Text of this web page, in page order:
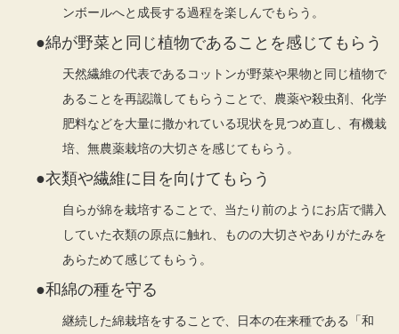
ンボールへと成長する過程を楽しんでもらう。
●綿が野菜と同じ植物であることを感じてもらう
天然繊維の代表であるコットンが野菜や果物と同じ植物で
あることを再認識してもらうことで、農薬や殺虫剤、化学
肥料などを大量に撒かれている現状を見つめ直し、有機栽
培、無農薬栽培の大切さを感じてもらう。
●衣類や繊維に目を向けてもらう
自らが綿を栽培することで、当たり前のようにお店で購入
していた衣類の原点に触れ、ものの大切さやありがたみを
あらためて感じてもらう。
●和綿の種を守る
継続した綿栽培をすることで、日本の在来種である「和